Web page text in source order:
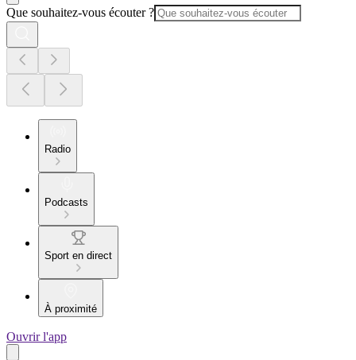
Que souhaitez-vous écouter ?
Radio
Podcasts
Sport en direct
À proximité
Ouvrir l'app